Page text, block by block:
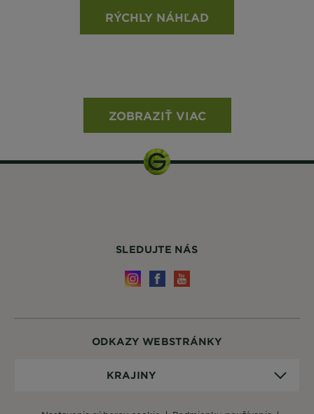
RÝCHLY NÁHĽAD
ZOBRAZIŤ VIAC
ODKAZY WEBSTRÁNKY
KRAJINY
SLEDUJTE NÁS